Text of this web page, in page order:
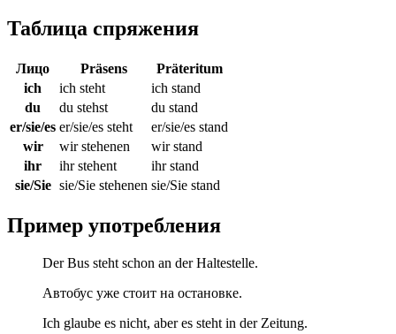
Таблица спряжения
Лицо Präsens
Präteritum
ich
ich steht
ich stand
du
du stehst
du stand
er/sie/es er/sie/es steht
er/sie/es stand
wir
wir stehenen
wir stand
ihr
ihr stehent
ihr stand
sie/Sie sie/Sie stehenen sie/Sie stand
Пример употребления
Der Bus steht schon an der Haltestelle.
Автобус уже стоит на остановке.
Ich glaube es nicht, aber es steht in der Zeitung.